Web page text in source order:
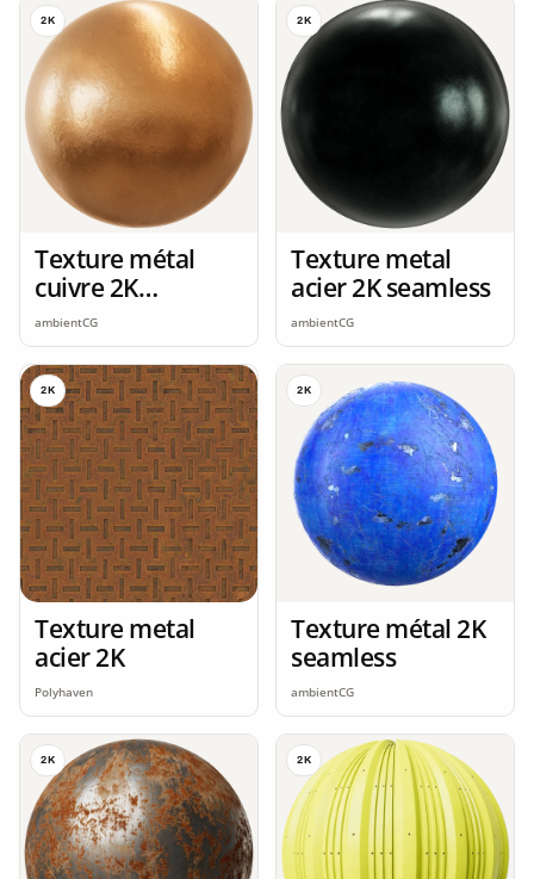
2K
Texture métal
cuivre 2K
seamless
ambientCG
2K
Texture metal
acier 2K seamless
ambientCG
2K
Texture metal
acier 2K
Polyhaven
2K
Texture métal 2K
seamless
ambientCG
2K 2K